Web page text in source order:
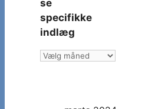
se
specifikke
indlæg
Vælg